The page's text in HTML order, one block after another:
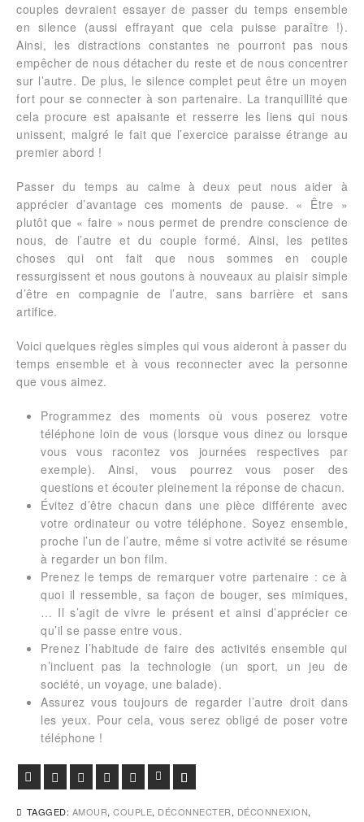
couples devraient essayer de passer du temps ensemble
en silence (aussi effrayant que cela puisse paraître !).
Ainsi, les distractions constantes ne pourront pas nous
empêcher de nous détacher du reste et de nous concentrer
sur l’autre. De plus, le silence complet peut être un moyen
fort pour se connecter à son partenaire. La tranquillité que
cela procure est apaisante et resserre les liens qui nous
unissent, malgré le fait que l’exercice paraisse étrange au
premier abord !
Passer du temps au calme à deux peut nous aider à
apprécier d’avantage ces moments de pause. « Être »
plutôt que « faire » nous permet de prendre conscience de
nous, de l’autre et du couple formé. Ainsi, les petites
choses qui ont fait que nous sommes en couple
ressurgissent et nous goutons à nouveaux au plaisir simple
d’être en compagnie de l’autre, sans barrière et sans
artifice.
Voici quelques règles simples qui vous aideront à passer du
temps ensemble et à vous reconnecter avec la personne
que vous aimez.
Programmez des moments où vous poserez votre
téléphone loin de vous (lorsque vous dinez ou lorsque
vous vous racontez vos journées respectives par
exemple). Ainsi, vous pourrez vous poser des
questions et écouter pleinement la réponse de chacun.
Évitez d’être chacun dans une pièce différente avec
votre ordinateur ou votre téléphone. Soyez ensemble,
proche l’un de l’autre, même si votre activité se résume
à regarder un bon film.
Prenez le temps de remarquer votre partenaire : ce à
quoi il ressemble, sa façon de bouger, ses mimiques,
… Il s’agit de vivre le présent et ainsi d’apprécier ce
qu’il se passe entre vous.
Prenez l’habitude de faire des activités ensemble qui
n’incluent pas la technologie (un sport, un jeu de
société, un voyage, une balade).
Assurez vous toujours de regarder l’autre droit dans
les yeux. Pour cela, vous serez obligé de poser votre
téléphone !
FacebookTwitter Google+PinterestViadeo LinkedIn
TAGGED: AMOUR, COUPLE, DÉCONNECTER, DÉCONNEXION,